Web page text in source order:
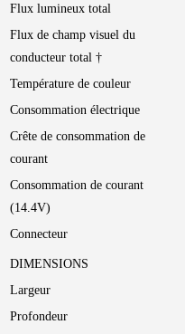
Flux lumineux total
Flux de champ visuel du
conducteur total †
Température de couleur
Consommation électrique
Crête de consommation de
courant
Consommation de courant
(14.4V)
Connecteur
DIMENSIONS
Largeur
Profondeur